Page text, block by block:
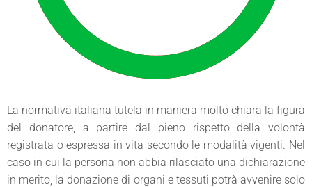
La normativa italiana tutela in maniera molto chiara la figura
del donatore, a partire dal pieno rispetto della volontà
registrata o espressa in vita secondo le modalità vigenti. Nel
caso in cui la persona non abbia rilasciato una dichiarazione
in merito, la donazione di organi e tessuti potrà avvenire solo